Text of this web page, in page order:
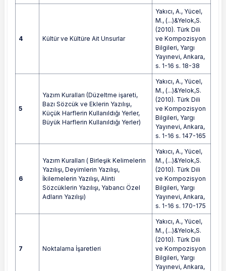
4 Kültür ve Kültüre Ait Unsurlar
Yakıcı, A., Yücel,
M., (...)&Yelok,S.
(2010). Türk Dili
ve Kompozisyon
Bilgileri, Yargı
Yayınevi, Ankara,
s. 1-16 s. 18-38
5
Yazım Kuralları (Düzeltme işareti,
Bazı Sözcük ve Eklerin Yazılışı,
Küçük Harflerin Kullanıldığı Yerler,
Büyük Harflerin Kullanıldığı Yerler)
Yakıcı, A., Yücel,
M., (...)&Yelok,S.
(2010). Türk Dili
ve Kompozisyon
Bilgileri, Yargı
Yayınevi, Ankara,
s. 1-16 s. 147-165
6
Yazım Kuralları ( Birleşik Kelimelerin
Yazılışı, Deyimlerin Yazılışı,
İkilemelerin Yazılışı, Alinti
Sözcüklerin Yazılışı, Yabancı Özel
Adların Yazılışı)
Yakıcı, A., Yücel,
M., (...)&Yelok,S.
(2010). Türk Dili
ve Kompozisyon
Bilgileri, Yargı
Yayınevi, Ankara,
s. 1-16 s. 170-175
7 Noktalama İşaretleri
Yakıcı, A., Yücel,
M., (...)&Yelok,S.
(2010). Türk Dili
ve Kompozisyon
Bilgileri, Yargı
Yayınevi, Ankara,